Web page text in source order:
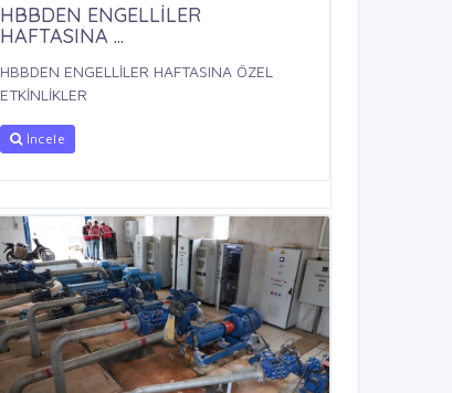
HBBDEN ENGELLİLER
HAFTASINA ...
HBBDEN ENGELLİLER HAFTASINA ÖZEL
ETKİNLİKLER
İncele